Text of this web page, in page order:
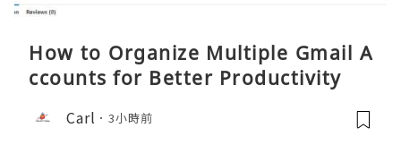
How to Organize Multiple Gmail A
ccounts for Better Productivity
Carl 3小時前